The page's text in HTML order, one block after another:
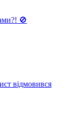
🚫
відмовився